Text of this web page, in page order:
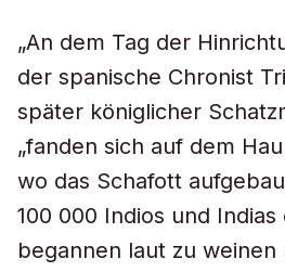
„An dem Tag der
der spanische Chronist
später königlicher
„fanden sich auf dem
wo das Schafott
100 000 Indios und Indias
begannen laut zu